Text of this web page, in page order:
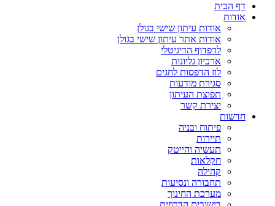
דף הבית
אודות
אודות עיתון שישי בגולן
אודות אתר עיתון שישי בגולן
לדפדוף הדיגיטלי
ארכיון גליונות
לוז הדפסות לחגים
סגירת מודעות
תפוצת העיתון
יצירת קשר
חדשות
פיתוח ובניה
תיירות
תעשיה והייטק
חקלאות
קהילה
תחבורה ונסיעות
מערכת החינוך